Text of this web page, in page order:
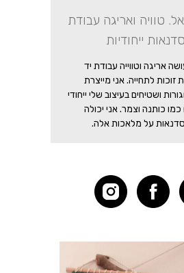
טוויה ואריגה עבודת
ייחודיות
אריגה וטווייה עבודת יד
לתחייה. אני מייצרת
ושטיחים בעיצוב שלי ייחודי
כמו כותנה וצמר. אני יכולה
על מלאכות אלה.